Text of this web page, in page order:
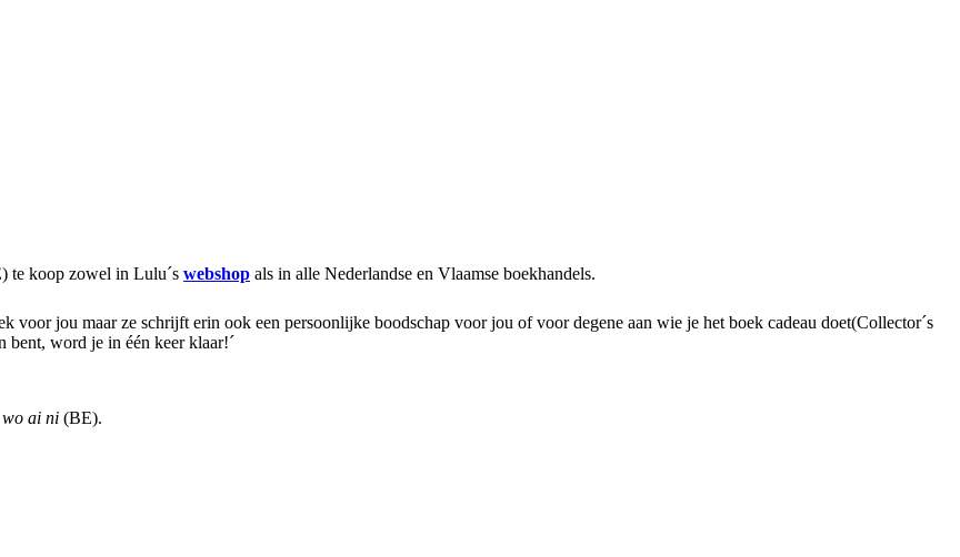
te koop zowel in Lulu´s webshop als in alle Nederlandse en Vlaamse boekhandels.
voor jou maar ze schrijft erin ook een persoonlijke boodschap voor jou of voor degene aan wie je het boek cadeau doet(Collector´s
bent, word je in één keer klaar!´
wo ai ni (BE).